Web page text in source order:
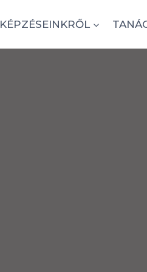
KÉPZÉSEINKRŐL